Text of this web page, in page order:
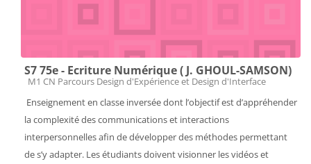
S7 75e - Ecriture Numérique ( J. GHOUL-SAMSON)
Catégorie de cours
M1 CN Parcours Design d'Expérience et Design d'Interface
Enseignement en classe inversée dont l’objectif est d’appréhender
la complexité des communications et interactions
interpersonnelles afin de développer des méthodes permettant
de s’y adapter. Les étudiants doivent visionner les vidéos et